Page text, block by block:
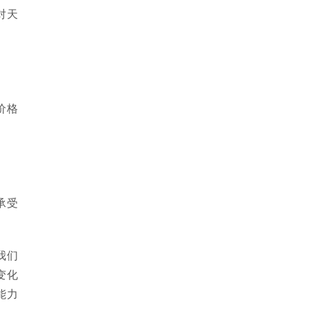
天
格
受
们
化
力